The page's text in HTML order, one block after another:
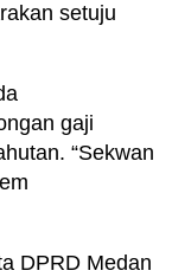
setuju
gaji
“Sekwan
DPRD Medan